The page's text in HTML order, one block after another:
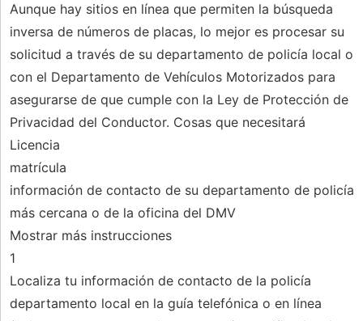
Aunque hay sitios en línea que permiten la búsqueda
inversa de números de placas, lo mejor es procesar su
solicitud a través de su departamento de policía local o
con el Departamento de Vehículos Motorizados para
asegurarse de que cumple con la Ley de Protección de
Privacidad del Conductor. Cosas que necesitará
Licencia
matrícula
información de contacto de su departamento de policía
más cercana o de la oficina del DMV
Mostrar más instrucciones
1
Localiza tu información de contacto de la policía
departamento local en la guía telefónica o en línea